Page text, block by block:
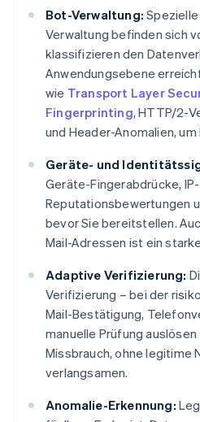
Bot-Verwaltung:
Verwaltung befinden sich
klassifizieren den
Anwendungsebene
wie Transport Layer
Fingerprinting, HTTP/2-
und Header-Anomalien,
Geräte- und
Geräte-Fingerabdrücke, IP-
Reputationsbewertungen
bevor Sie bereitstellen.
Mail-Adressen ist ein
Adaptive Verifizierung:
Verifizierung – bei der
Mail-Bestätigung,
manuelle Prüfung
Missbrauch, ohne legitime
verlangsamen.
Anomalie-Erkennung: